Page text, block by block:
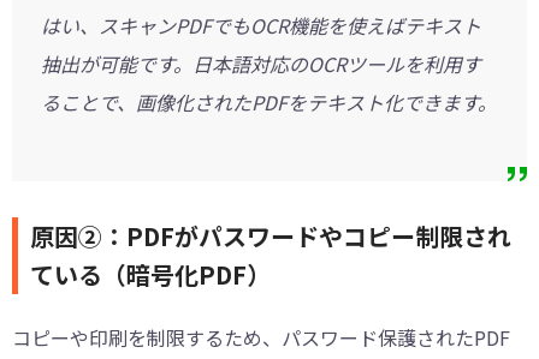
はい、スキャンPDFでもOCR機能を使えばテキスト
抽出が可能です。日本語対応のOCRツールを利用す
ることで、画像化されたPDFをテキスト化できます。
原因②：PDFがパスワードやコピー制限され
ている（暗号化PDF）
コピーや印刷を制限するため、パスワード保護されたPDF